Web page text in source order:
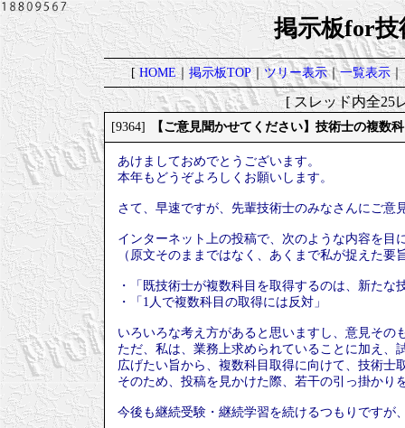
掲示板for技
[HOME｜掲示板TOP｜ツリー表示｜一覧表示｜
[ スレッド内全
[9364] 【ご意見聞かせてください】技術士の複数
あけましておめでとうございます。
本年もどうぞよろしくお願いします。
さて、早速ですが、先輩技術士のみなさんにご意
インターネット上の投稿で、次のような内容を目
（原文そのままではなく、あくまで私が捉えた要
・「既技術士が複数科目を取得するのは、新たな
・「1人で複数科目の取得には反対」
いろいろな考え方があると思いますし、意見その
ただ、私は、業務上求められていることに加え
広げたい旨から、複数科目取得に向けて、技術士
そのため、投稿を見かけた際、若干の引っ掛かり
今後も継続受験・継続学習を続けるつもりですが